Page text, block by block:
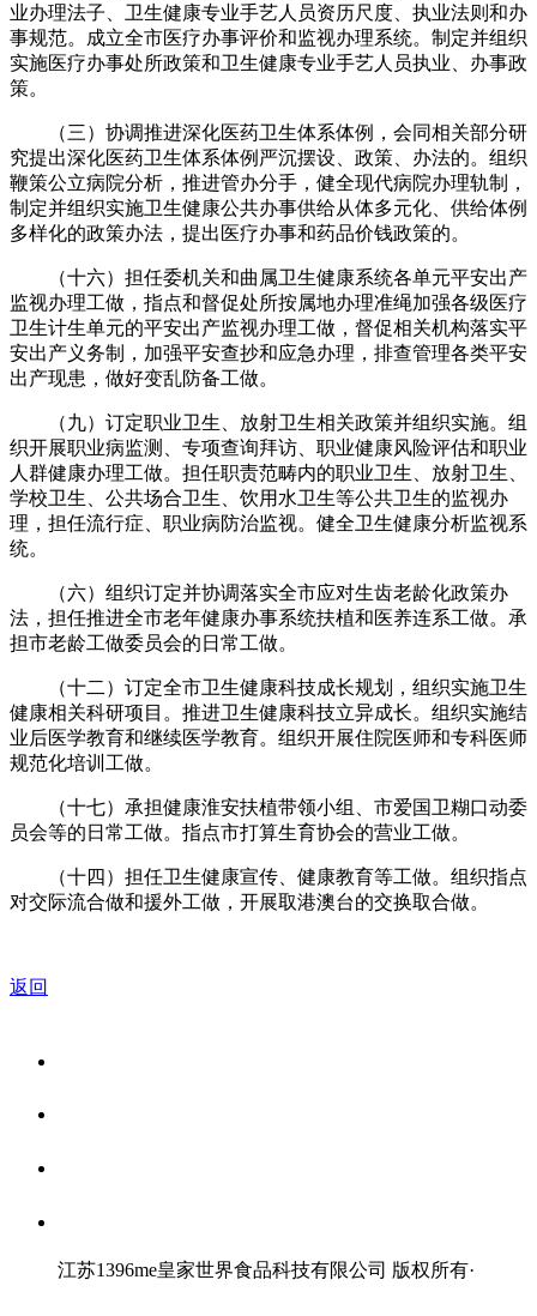
业办理法子、卫生健康专业手艺人员资历尺度、执业法则和办
事规范。成立全市医疗办事评价和监视办理系统。制定并组织
实施医疗办事处所政策和卫生健康专业手艺人员执业、办事政
策。
（三）协调推进深化医药卫生体系体例，会同相关部分研
究提出深化医药卫生体系体例严沉摆设、政策、办法的。组织
鞭策公立病院分析，推进管办分手，健全现代病院办理轨制，
制定并组织实施卫生健康公共办事供给从体多元化、供给体例
多样化的政策办法，提出医疗办事和药品价钱政策的。
（十六）担任委机关和曲属卫生健康系统各单元平安出产
监视办理工做，指点和督促处所按属地办理准绳加强各级医疗
卫生计生单元的平安出产监视办理工做，督促相关机构落实平
安出产义务制，加强平安查抄和应急办理，排查管理各类平安
出产现患，做好变乱防备工做。
（九）订定职业卫生、放射卫生相关政策并组织实施。组
织开展职业病监测、专项查询拜访、职业健康风险评估和职业
人群健康办理工做。担任职责范畴内的职业卫生、放射卫生、
学校卫生、公共场合卫生、饮用水卫生等公共卫生的监视办
理，担任流行症、职业病防治监视。健全卫生健康分析监视系
统。
（六）组织订定并协调落实全市应对生齿老龄化政策办
法，担任推进全市老年健康办事系统扶植和医养连系工做。承
担市老龄工做委员会的日常工做。
（十二）订定全市卫生健康科技成长规划，组织实施卫生
健康相关科研项目。推进卫生健康科技立异成长。组织实施结
业后医学教育和继续医学教育。组织开展住院医师和专科医师
规范化培训工做。
（十七）承担健康淮安扶植带领小组、市爱国卫糊口动委
员会等的日常工做。指点市打算生育协会的营业工做。
（十四）担任卫生健康宣传、健康教育等工做。组织指点
对交际流合做和援外工做，开展取港澳台的交换取合做。
返回
江苏1396me皇家世界食品科技有限公司 版权所有·